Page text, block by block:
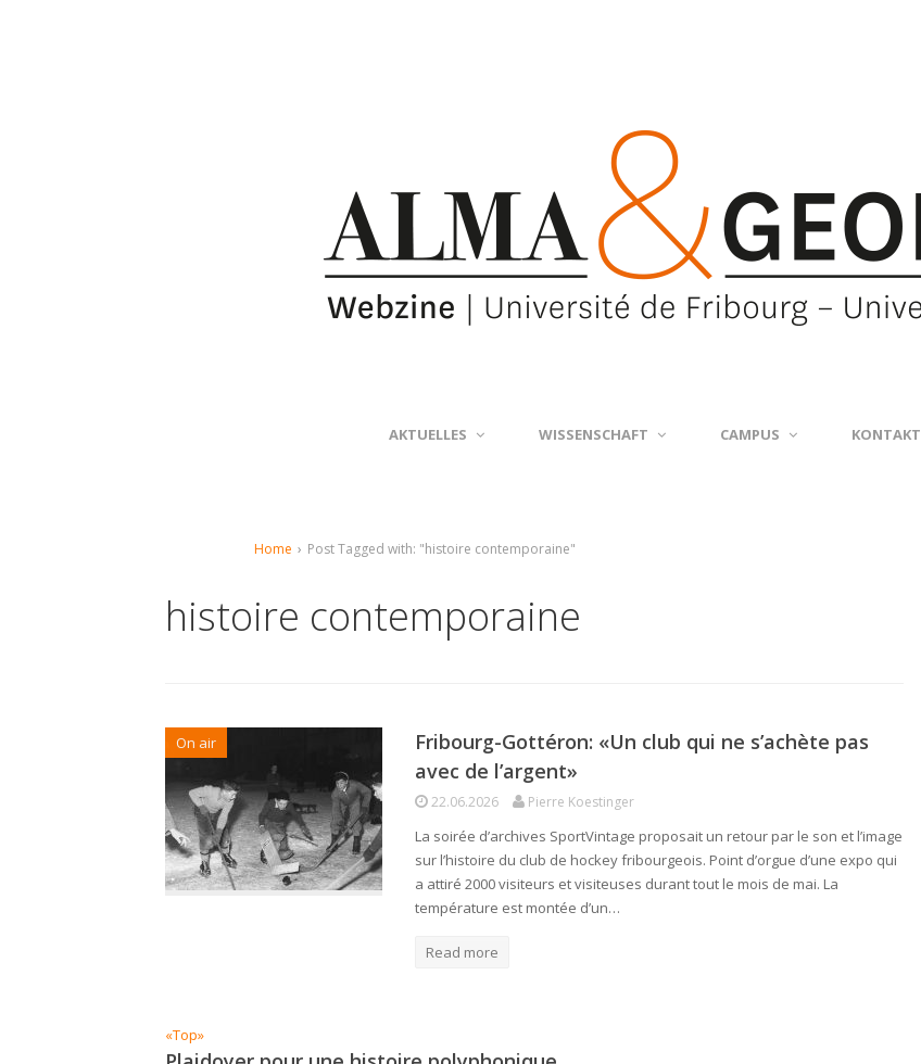
AKTUELLES WISSENSCHAFT CAMPUS KONTAKT
Home › Post Tagged with: "histoire contemporaine"
histoire contemporaine
On air
Fribourg-Gottéron: «Un club qui ne s’achète pas
avec de l’argent»
22.06.2026 Pierre Koestinger
La soirée d’archives SportVintage proposait un retour par le son et l’image
sur l’histoire du club de hockey fribourgeois. Point d’orgue d’une expo qui
a attiré 2000 visiteurs et visiteuses durant tout le mois de mai. La
température est montée d’un…
Read more
«Top»